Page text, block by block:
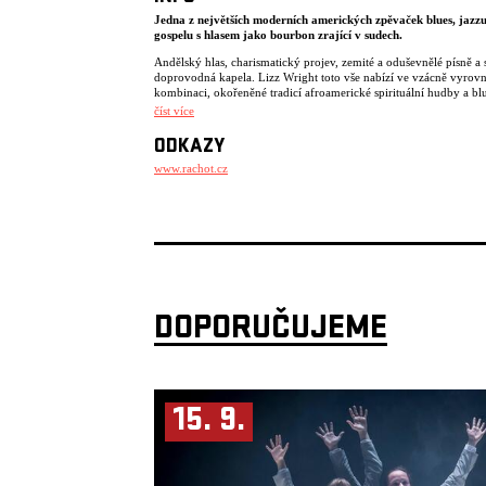
Jedna z největších moderních amerických zpěvaček blues,
gospelu s hlasem jako bourbon zrající v sudech.
Andělský hlas, charismatický projev, zemité a oduševnělé písně a
doprovodná kapela. Lizz Wright toto vše nabízí ve vzácně
kombinaci, okořeněné tradicí afroamerické spirituální hudby a
Narodila se v americké Georgii a vyrůstala v rodině pastora, který
vlastním už na začátku tisíciletí, kdy nahrála dodnes obdivovaný
Salt (2003). S rostoucím podílem autorské tvorby se postupně
číst více
ODKAZY
www.rachot.cz
DOPORUČUJEME
15. 9.